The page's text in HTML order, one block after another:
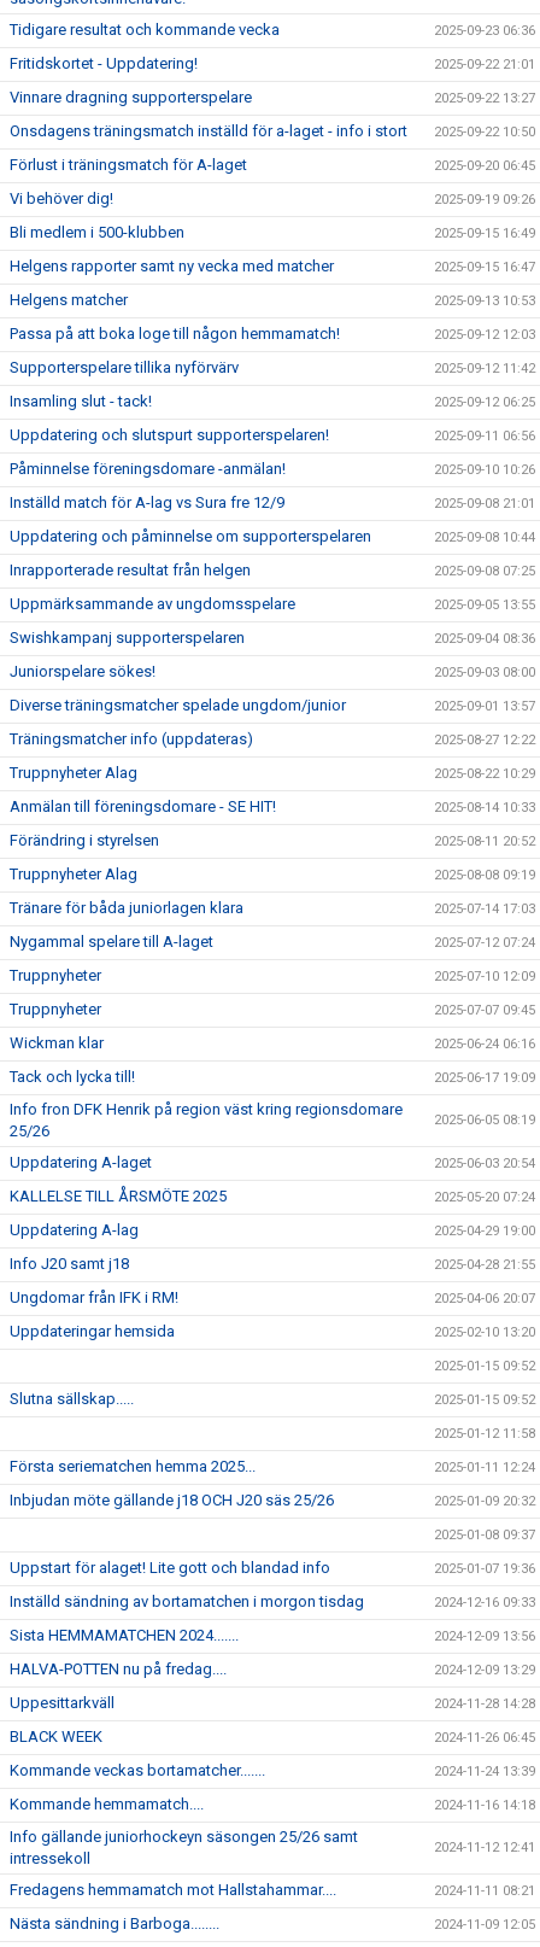
Tidigare resultat och kommande vecka
2025-09-23 06:36
Fritidskortet - Uppdatering! 2025-09-22 21:01
Vinnare dragning supporterspelare 2025-09-22 13:27
Onsdagens träningsmatch inställd för a-laget - info i stort 2025-09-22 10:50
Förlust i träningsmatch för A-laget 2025-09-20 06:45
Vi behöver dig! 2025-09-19 09:26
Bli medlem i 500-klubben 2025-09-15 16:49
Helgens rapporter samt ny vecka med matcher 2025-09-15 16:47
Helgens matcher 2025-09-13 10:53
Passa på att boka loge till någon hemmamatch! 2025-09-12 12:03
Supporterspelare tillika nyförvärv 2025-09-12 11:42
Insamling slut - tack! 2025-09-12 06:25
Uppdatering och slutspurt supporterspelaren! 2025-09-11 06:56
Påminnelse föreningsdomare -anmälan! 2025-09-10 10:26
Inställd match för A-lag vs Sura fre 12/9 2025-09-08 21:01
Uppdatering och påminnelse om supporterspelaren 2025-09-08 10:44
Inrapporterade resultat från helgen 2025-09-08 07:25
Uppmärksammande av ungdomsspelare 2025-09-05 13:55
Swishkampanj supporterspelaren 2025-09-04 08:36
Juniorspelare sökes! 2025-09-03 08:00
Diverse träningsmatcher spelade ungdom/junior 2025-09-01 13:57
Träningsmatcher info (uppdateras) 2025-08-27 12:22
Truppnyheter Alag 2025-08-22 10:29
Anmälan till föreningsdomare - SE HIT! 2025-08-14 10:33
Förändring i styrelsen 2025-08-11 20:52
Truppnyheter Alag 2025-08-08 09:19
Tränare för båda juniorlagen klara 2025-07-14 17:03
Nygammal spelare till A-laget 2025-07-12 07:24
Truppnyheter 2025-07-10 12:09
Truppnyheter 2025-07-07 09:45
Wickman klar 2025-06-24 06:16
Tack och lycka till! 2025-06-17 19:09
Info fron DFK Henrik på region väst kring regionsdomare
25/26
2025-06-05 08:19
Uppdatering A-laget 2025-06-03 20:54
KALLELSE TILL ÅRSMÖTE 2025 2025-05-20 07:24
Uppdatering A-lag 2025-04-29 19:00
Info J20 samt j18 2025-04-28 21:55
Ungdomar från IFK i RM! 2025-04-06 20:07
Uppdateringar hemsida 2025-02-10 13:20
2025-01-15 09:52
Slutna sällskap..... 2025-01-15 09:52
2025-01-12 11:58
Första seriematchen hemma 2025... 2025-01-11 12:24
Inbjudan möte gällande j18 OCH J20 säs 25/26 2025-01-09 20:32
2025-01-08 09:37
Uppstart för alaget! Lite gott och blandad info 2025-01-07 19:36
Inställd sändning av bortamatchen i morgon tisdag 2024-12-16 09:33
Sista HEMMAMATCHEN 2024....... 2024-12-09 13:56
HALVA-POTTEN nu på fredag.... 2024-12-09 13:29
Uppesittarkväll 2024-11-28 14:28
BLACK WEEK 2024-11-26 06:45
Kommande veckas bortamatcher....... 2024-11-24 13:39
Kommande hemmamatch.... 2024-11-16 14:18
Info gällande juniorhockeyn säsongen 25/26 samt
intressekoll
2024-11-12 12:41
Fredagens hemmamatch mot Hallstahammar.... 2024-11-11 08:21
Nästa sändning i Barboga........ 2024-11-09 12:05